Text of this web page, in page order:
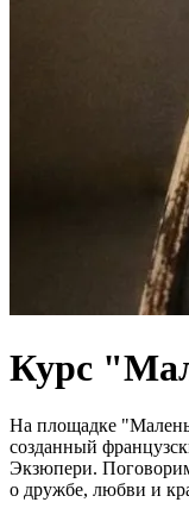
Курс
На площадке
созданный
Экзюпери.
о дружбе, любви и